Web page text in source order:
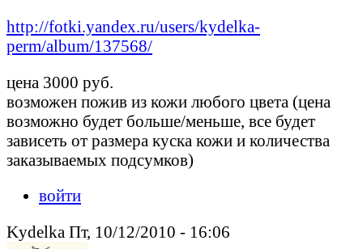
http://fotki.yandex.ru/users/kydelka-
perm/album/137568/
цена 3000 руб.
возможен пожив из кожи любого цвета (цена
возможно будет больше/меньше, все будет
зависеть от размера куска кожи и количества
заказываемых подсумков)
войти
Kydelka Пт, 10/12/2010 - 16:06